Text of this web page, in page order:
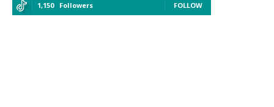
1,150 Followers FOLLOW